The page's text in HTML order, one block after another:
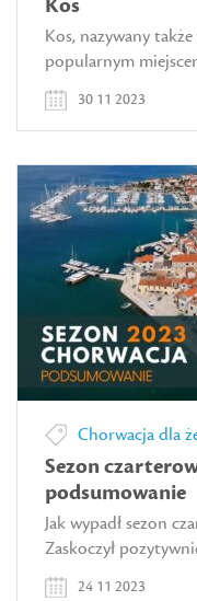
Kos, nazywany
popularnym
30 11 2023
Chorwacja dla
Sezon
podsumowanie
Jak wypadł sezon
Zaskoczył
24 11 2023